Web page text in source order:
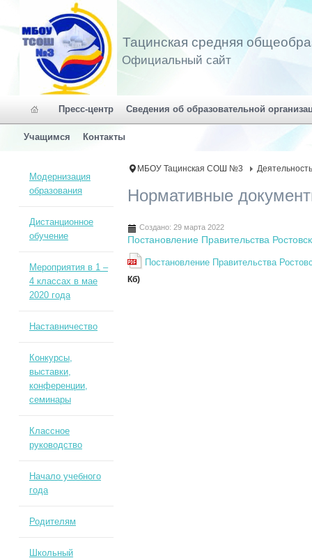
Тацинская средняя
Официальный сайт
Пресс-центр Сведения об образовательной
Учащимся Контакты
МБОУ Тацинская СОШ №3
Нормативные
Создано: 29 марта 2022
Постановление Правительства
Постановление Правительства
Кб)
Модернизация
образования
Дистанционное
обучение
Мероприятия в 1 –
4 классах в мае
2020 года
Наставничество
Конкурсы,
выставки,
конференции,
семинары
Классное
руководство
Начало учебного
года
Родителям
Школьный